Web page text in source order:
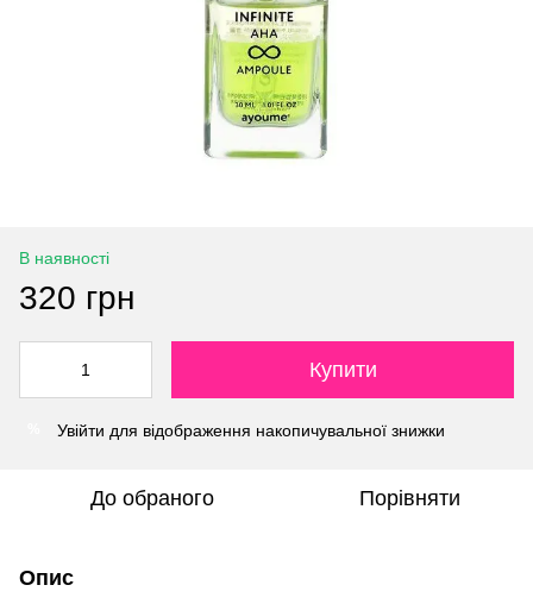
В наявності
320 грн
Купити
Увійти для відображення накопичувальної знижки
До обраного Порівняти
Опис